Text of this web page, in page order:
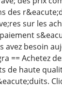
des
sur les
avez besoin
== Achetez
de haute